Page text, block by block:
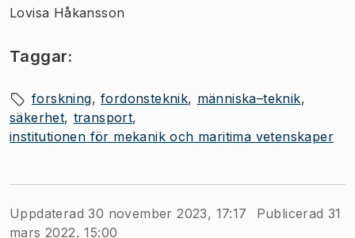
Lovisa Håkansson
Taggar:
forskning fordonsteknik
människa–teknik
säkerhet transport
institutionen för mekanik och maritima vetenskaper
Uppdaterad 30 november 2023, 17:17
Publicerad 31
mars 2022, 15:00